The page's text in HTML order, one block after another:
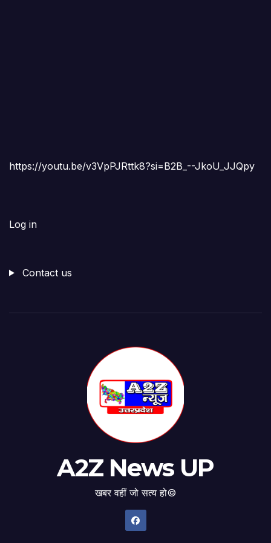
https://youtu.be/v3VpPJRttk8?si=B2B_--JkoU_JJQpy
Log in
Contact us
A2Z News UP
खबर वहीं जो सत्य हो©